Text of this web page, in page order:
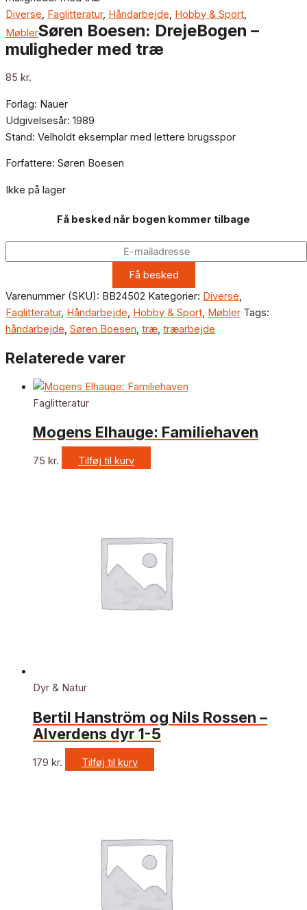
Diverse, Faglitteratur, Håndarbejde, Hobby & Sport,
MøblerSøren Boesen: DrejeBogen –
muligheder med træ
85 kr.
Forlag: Nauer
Udgivelsesår: 1989
Stand: Velholdt eksemplar med lettere brugsspor
Forfattere: Søren Boesen
Ikke på lager
Få besked når bogen kommer tilbage
Varenummer (SKU): BB24502 Kategorier: Diverse,
Faglitteratur, Håndarbejde, Hobby & Sport, Møbler Tags:
håndarbejde, Søren Boesen, træ, træarbejde
Relaterede varer
Faglitteratur
Mogens Elhauge: Familiehaven
75 kr. Tilføj til kurv
Dyr & Natur
Bertil Hanström og Nils Rossen –
Alverdens dyr 1-5
179 kr. Tilføj til kurv